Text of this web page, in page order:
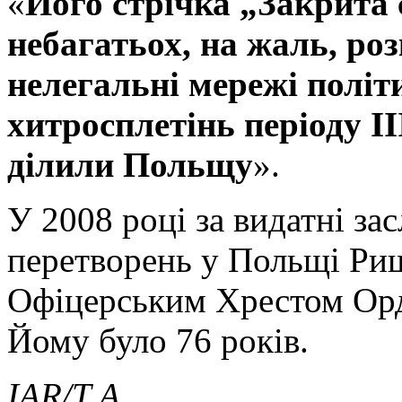
небагатьох, на жаль,
нелегальні мережі
хитросплетінь періоду
ділили Польщу».
У 2008 році за видатні
перетворень у Польщі
Офіцерським Хрестом
Йому було 76 років.